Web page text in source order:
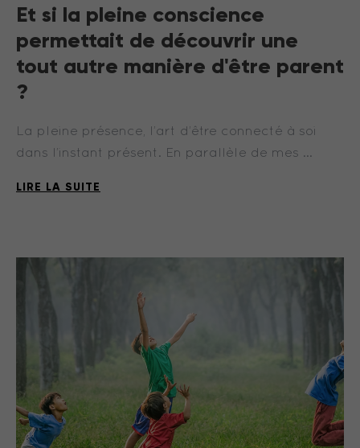
Et si la pleine conscience
permettait de découvrir une
tout autre manière d'être parent
?
La pleine présence, l’art d’être connecté à soi
dans l’instant présent. En parallèle de mes …
LIRE LA SUITE